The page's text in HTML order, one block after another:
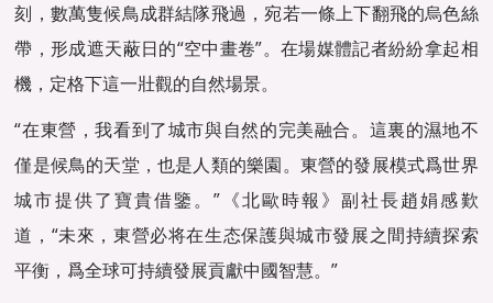
刻，數萬隻候鳥成群結隊飛過，宛若一條上下翻飛的烏色絲
帶，形成遮天蔽日的“空中畫卷”。在場媒體記者紛紛拿起相
機，定格下這一壯觀的自然場景。
“在東營，我看到了城市與自然的完美融合。這裏的濕地不
僅是候鳥的天堂，也是人類的樂園。東營的發展模式爲世界
城市提供了寶貴借鑒。”《北歐時報》副社長趙娟感歎
道，“未來，東營必将在生态保護與城市發展之間持續探索
平衡，爲全球可持續發展貢獻中國智慧。”